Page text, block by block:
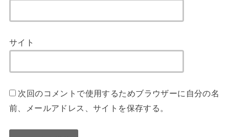
サイト
次回のコメントで使用するためブラウザーに自分の名
前、メールアドレス、サイトを保存する。